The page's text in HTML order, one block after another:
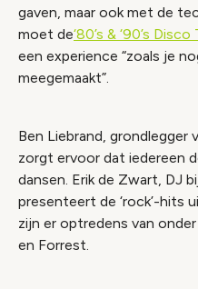
gaven, maar ook met de
moet de‘80’s & ‘90’s
een experience “zoals je
meegemaakt”.
Ben Liebrand, grondlegger
zorgt ervoor dat iedereen
dansen. Erik de Zwart, DJ
presenteert de ‘rock’-hits
zijn er optredens van
en Forrest.